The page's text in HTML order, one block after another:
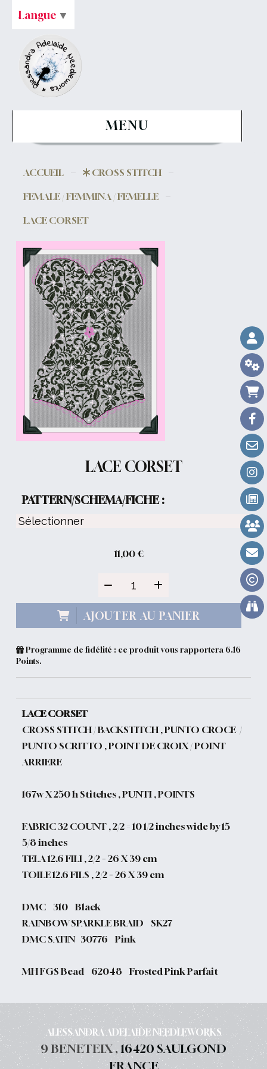
MENU
ACCUEIL
CROSS STITCH
FEMALE / FEMMINA / FEMELLE
LACE CORSET
LACE CORSET
PATTERN/SCHEMA/FICHE :
11,00 €
AJOUTER AU PANIER
Programme de fidélité : ce produit vous rapportera 6.16
Points.
LACE CORSET
CROSS STITCH / BACKSTITCH , PUNTO CROCE /
PUNTO SCRITTO , POINT DE CROIX / POINT
ARRIERE
167w X 250 h Stitches , PUNTI , POINTS
FABRIC 32 COUNT , 2/2 = 10 1/2 inches wide by 15
5/8 inches
TELA 12.6 FILI , 2/2 = 26 X 39 cm
TOILE 12.6 FILS , 2/2 = 26 X 39 cm
DMC 310 Black
RAINBOW SPARKLE BRAID SK27
DMC SATIN 30776 Pink
MH FGS Bead 62048 Frosted Pink Parfait
ALESSANDRA ADELAIDE NEEDLEWORKS
9 BENETEIX ,16420 SAULGOND
FRANCE
Langue ▼